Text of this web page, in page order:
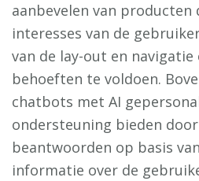
aanbevelen van
interesses van de
van de lay-out en
behoeften te voldoen.
chatbots met AI
ondersteuning bieden
beantwoorden op basis
informatie over de